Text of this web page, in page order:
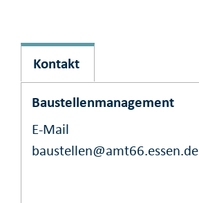
Kontakt
Baustellenmanagement
E-Mail
baustellen@amt66.essen.de